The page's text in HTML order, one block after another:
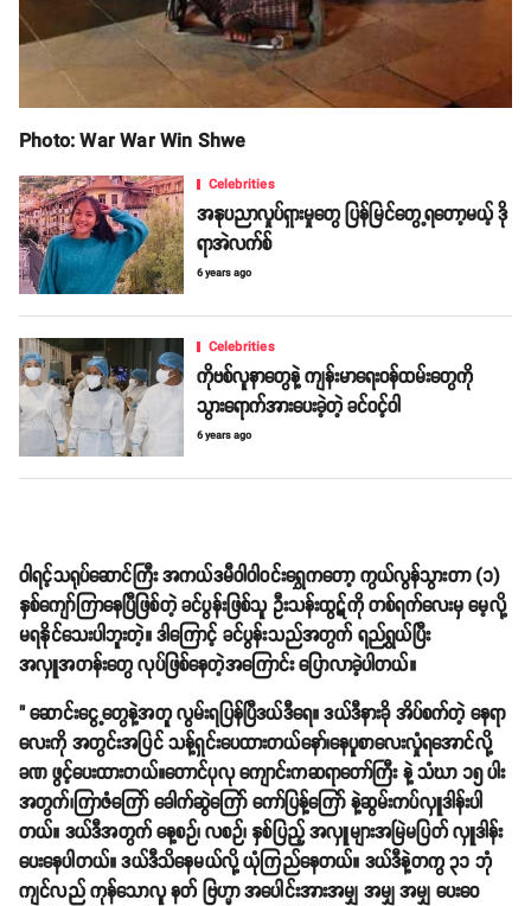
Photo: War War Win Shwe
Celebrities
အနုပညာလှုပ်ရှားမှုတွေ ပြန်မြင်တွေ့ရတော့မယ့် ဒို
ရာအဲလက်စ်
6 years ago
Celebrities
ကိုဗစ်လူနာတွေနဲ့ ကျန်းမာရေးဝန်ထမ်းတွေကို
သွားရောက်အားပေးခဲ့တဲ့ ခင်ဝင့်ဝါ
6 years ago
ဝါရင့်သရုပ်ဆောင်ကြီး အကယ်ဒမီဝါဝါဝင်းရွှေကတော့ ကွယ်လွန်သွားတာ (၁)
နှစ်ကျော်ကြာနေပြီဖြစ်တဲ့ ခင်ပွန်းဖြစ်သူ ဦးသန်းထွဋ်ကို တစ်ရက်လေးမှ မေ့လို့
မရနိုင်သေးပါဘူးတဲ့။ ဒါကြောင့် ခင်ပွန်းသည်အတွက် ရည်ရွယ်ပြီး
အလှူအတန်းတွေ လုပ်ဖြစ်နေတဲ့အကြောင်း ပြောလာခဲ့ပါတယ်။
" ဆောင်းငွေ့တွေနဲ့အတူ လွမ်းရပြန်ပြီဒယ်ဒီရေ။ ဒယ်ဒီနားခို အိပ်စက်တဲ့ နေရာ
လေးကို အတွင်းအပြင် သန့်ရှင်းပေထားတယ်နော်၊နေပူစာလေးလှုံရအောင်လို့
ခဏ ဖွင့်ပေးထားတယ်။တောင်ပုလု ကျောင်းကဆရာတော်ကြီး နဲ့ သံဃာ ၁၅ ပါး
အတွက်၊ကြာဇံကြော် ခေါက်ဆွဲကြော် ကော်ပြန့်ကြော် နဲ့ဆွမ်းကပ်လှူဒါန်းပါ
တယ်။ ဒယ်ဒီအတွက် နေ့စဉ်၊ လစဉ်၊ နှစ်ပြည့် အလှူများအမြဲမပြတ် လှူဒါန်း
ပေးနေပါတယ်။ ဒယ်ဒီသိနေမယ်လို့ ယုံကြည်နေတယ်။ ဒယ်ဒီနဲ့တကွ ၃၁ ဘုံ
ကျင်လည် ကုန်သောလူ နတ် ဗြဟ္မာ အပေါင်းအားအမျှ အမျှ အမျှ ပေးဝေ